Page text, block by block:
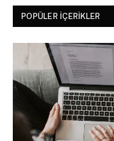
POPÜLER İÇERIKLER